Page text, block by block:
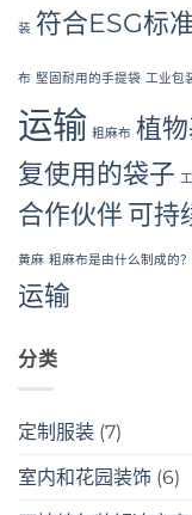
装 符合ESG标
布 堅固耐用的手提袋 工业包
运输 粗麻布 植
复使用的袋子
合作伙伴 可持
黄麻 粗麻布是由什么制成的？
运输
分类
定制服装 (7)
室内和花园装饰 (6)